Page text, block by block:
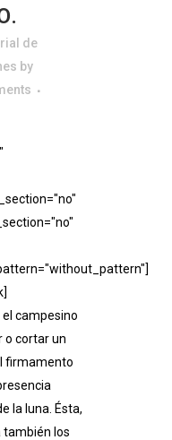
de
by
campesino
o cortar un
firmamento
la luna. Ésta,
también los